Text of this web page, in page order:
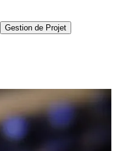
Gestion de Projet